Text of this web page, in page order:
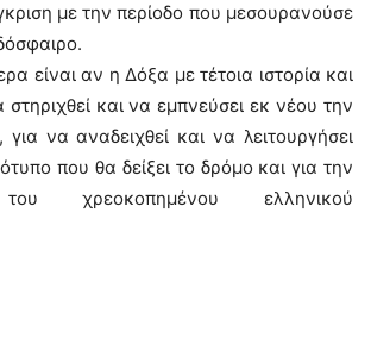
με την περίοδο που μεσουρανούσε
είναι αν η Δόξα με τέτοια ιστορία και
και να εμπνεύσει εκ νέου την
για να αναδειχθεί και να λειτουργήσει
που θα δείξει το δρόμο και για την
χρεοκοπημένου ελληνικού